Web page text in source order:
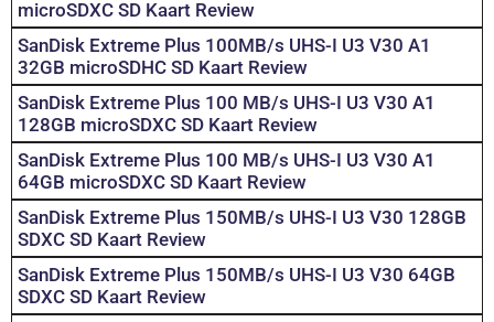
microSDXC SD Kaart Review
SanDisk Extreme Plus 100MB/s UHS-I U3 V30 A1
32GB microSDHC SD Kaart Review
SanDisk Extreme Plus 100 MB/s UHS-I U3 V30 A1
128GB microSDXC SD Kaart Review
SanDisk Extreme Plus 100 MB/s UHS-I U3 V30 A1
64GB microSDXC SD Kaart Review
SanDisk Extreme Plus 150MB/s UHS-I U3 V30 128GB
SDXC SD Kaart Review
SanDisk Extreme Plus 150MB/s UHS-I U3 V30 64GB
SDXC SD Kaart Review